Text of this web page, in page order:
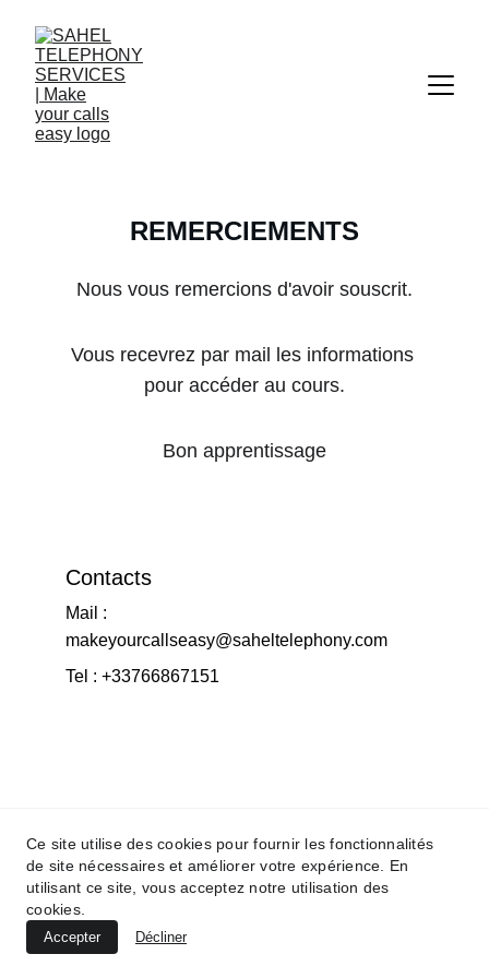
REMERCIEMENTS
Nous vous remercions d'avoir souscrit.
Vous recevrez par mail les informations
pour accéder au cours.
Bon apprentissage
Contacts
Mail :
makeyourcallseasy@saheltelephony.com
Tel : +33766867151
Ce site utilise des cookies pour fournir les fonctionnalités
de site nécessaires et améliorer votre expérience. En
utilisant ce site, vous acceptez notre utilisation des
cookies.
Accepter Décliner